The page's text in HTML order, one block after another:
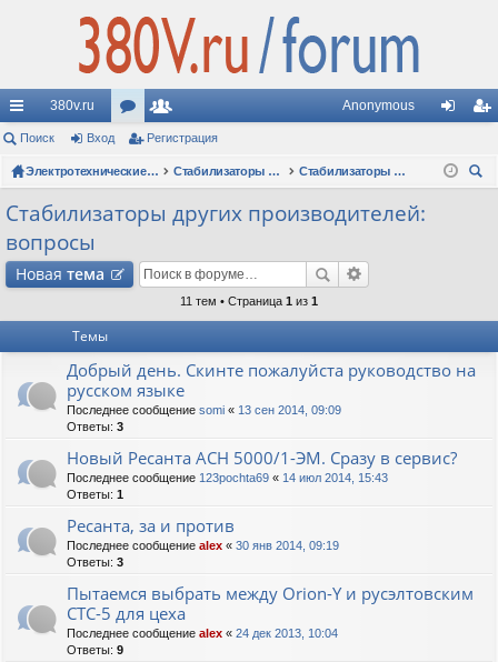
с
ы
лк
и
380v.ru
ор
ум
ол
ьз
ел
Anonymous
д ис
Поиск Вход Регистрация
Электротехнические форумы Стабилизаторы напряжения
Стабилизаторы других производителей: вопросы
Стабилизаторы других производителей:
вопросы
Новая тема
11 тем • Страница 1 из 1
Темы
Добрый день. Скинте пожалуйста руководство на
русском языке
Последнее сообщение somi « 13 сен 2014, 09:09
Ответы: 3
Новый Ресанта АСН 5000/1-ЭМ. Сразу в сервис?
Последнее сообщение 123pochta69 « 14 июл 2014, 15:43
Ответы: 1
Ресанта, за и против
Последнее сообщение alex « 30 янв 2014, 09:19
Ответы: 3
Пытаемся выбрать между Orion-Y и русэлтовским
СТС-5 для цеха
Последнее сообщение alex « 24 дек 2013, 10:04
Ответы: 9